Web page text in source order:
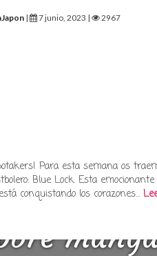
| 7 junio, 2023 | 2967
Para esta semana os
Blue Lock. Esta emocionante
conquistando los corazones…